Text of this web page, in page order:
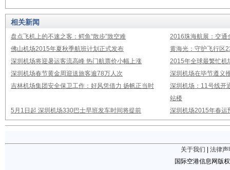
相关新闻
盘点飞机上的不速之客：鳄鱼“散步”致空难
2016珠海航展：交通
佛山机场2015年夏秋季航班计划正式发布
黄海光：守护飞行区
深圳机场将迎暑运客流高峰 热门航票价小幅上涨
2015年全球最繁忙机
深圳机场春节黄金周迎送旅客逾78万人次
深圳机场在毕节遵义
吉林机场集团安全保卫工作：好风凭借力 扬帆正当时
深圳机场：11号线开
站楼
5月1日起 深圳机场330巴士早班发车时间将提前
深圳机场2015年春运
关于我们
法律声
国际空港信息网版